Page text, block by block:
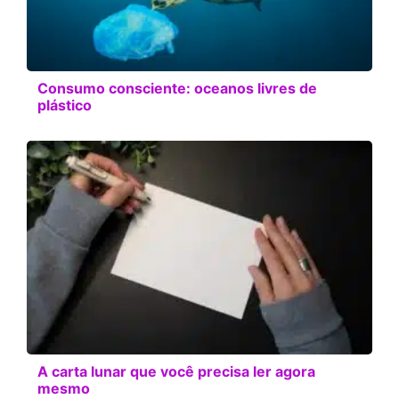
Consumo consciente: oceanos livres de
plástico
A carta lunar que você precisa ler agora
mesmo